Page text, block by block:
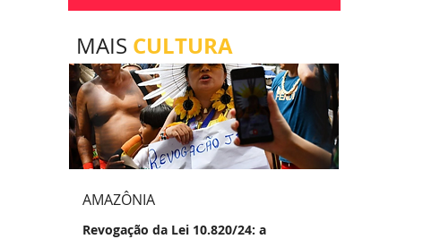
MAIS CULTURA
AMAZÔNIA
Revogação da Lei 10.820/24: a